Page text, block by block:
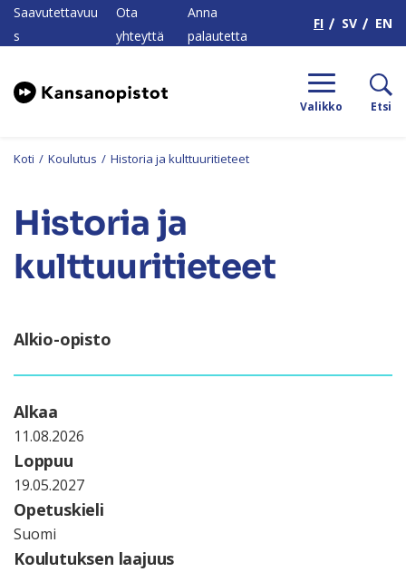
Saavutettavuu
s
Ota
yhteyttä
Anna
palautetta
FI SV EN
Valikko Etsi
Koti / Koulutus / Historia ja kulttuuritieteet
Historia ja
kulttuuritieteet
Alkio-opisto
Alkaa
11.08.2026
Loppuu
19.05.2027
Opetuskieli
Suomi
Koulutuksen laajuus